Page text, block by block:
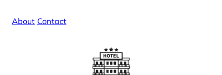
Inhalt
About Contact